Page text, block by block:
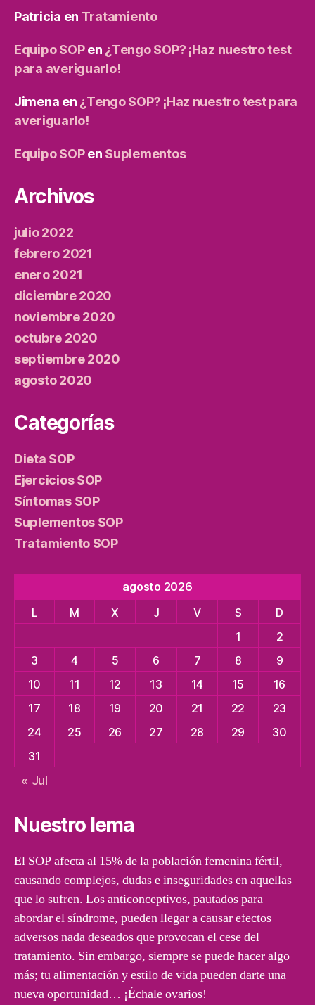
Patricia en Tratamiento
Equipo SOPen ¿Tengo SOP? ¡Haz nuestro test
para averiguarlo!
Jimena en ¿Tengo SOP? ¡Haz nuestro test para
averiguarlo!
Equipo SOPen Suplementos
Archivos
julio 2022
febrero 2021
enero 2021
diciembre 2020
noviembre 2020
octubre 2020
septiembre 2020
agosto 2020
Categorías
Dieta SOP
Ejercicios SOP
Síntomas SOP
Suplementos SOP
Tratamiento SOP
agosto 2026
L
M X J V S
D
1
2
3
4 5 6 7 8
9
10
11 12 13 14 15
16
17
18 19 20 21 22
23
24
25 26 27 28 29
30
31
« Jul
Nuestro lema
El SOP afecta al 15% de la población femenina fértil,
causando complejos, dudas e inseguridades en aquellas
que lo sufren. Los anticonceptivos, pautados para
abordar el síndrome, pueden llegar a causar efectos
adversos nada deseados que provocan el cese del
tratamiento. Sin embargo, siempre se puede hacer algo
más; tu alimentación y estilo de vida pueden darte una
nueva oportunidad… ¡Échale ovarios!